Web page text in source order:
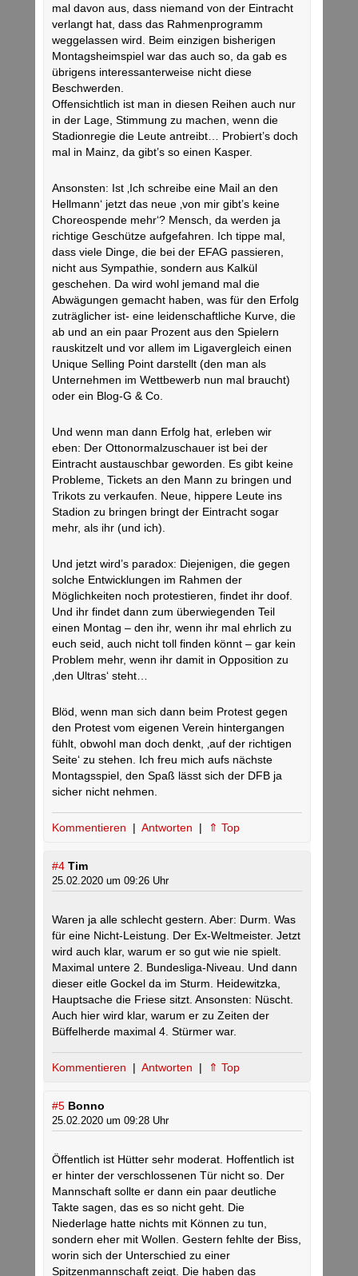
mal davon aus, dass niemand von der Eintracht
verlangt hat, dass das Rahmenprogramm
weggelassen wird. Beim einzigen bisherigen
Montagsheimspiel war das auch so, da gab es
übrigens interessanterweise nicht diese
Beschwerden.
Offensichtlich ist man in diesen Reihen auch nur
in der Lage, Stimmung zu machen, wenn die
Stadionregie die Leute antreibt… Probiert’s doch
mal in Mainz, da gibt’s so einen Kasper.
Ansonsten: Ist ‚Ich schreibe eine Mail an den
Hellmann‘ jetzt das neue ‚von mir gibt’s keine
Choreospende mehr‘? Mensch, da werden ja
richtige Geschütze aufgefahren. Ich tippe mal,
dass viele Dinge, die bei der EFAG passieren,
nicht aus Sympathie, sondern aus Kalkül
geschehen. Da wird wohl jemand mal die
Abwägungen gemacht haben, was für den Erfolg
zuträglicher ist- eine leidenschaftliche Kurve, die
ab und an ein paar Prozent aus den Spielern
rauskitzelt und vor allem im Ligavergleich einen
Unique Selling Point darstellt (den man als
Unternehmen im Wettbewerb nun mal braucht)
oder ein Blog-G & Co.
Und wenn man dann Erfolg hat, erleben wir
eben: Der Ottonormalzuschauer ist bei der
Eintracht austauschbar geworden. Es gibt keine
Probleme, Tickets an den Mann zu bringen und
Trikots zu verkaufen. Neue, hippere Leute ins
Stadion zu bringen bringt der Eintracht sogar
mehr, als ihr (und ich).
Und jetzt wird’s paradox: Diejenigen, die gegen
solche Entwicklungen im Rahmen der
Möglichkeiten noch protestieren, findet ihr doof.
Und ihr findet dann zum überwiegenden Teil
einen Montag – den ihr, wenn ihr mal ehrlich zu
euch seid, auch nicht toll finden könnt – gar kein
Problem mehr, wenn ihr damit in Opposition zu
‚den Ultras‘ steht…
Blöd, wenn man sich dann beim Protest gegen
den Protest vom eigenen Verein hintergangen
fühlt, obwohl man doch denkt, ‚auf der richtigen
Seite‘ zu stehen. Ich freu mich aufs nächste
Montagsspiel, den Spaß lässt sich der DFB ja
sicher nicht nehmen.
Kommentieren | Antworten | ⇑ Top
#4 Tim
25.02.2020 um 09:26 Uhr
Waren ja alle schlecht gestern. Aber: Durm. Was
für eine Nicht-Leistung. Der Ex-Weltmeister. Jetzt
wird auch klar, warum er so gut wie nie spielt.
Maximal untere 2. Bundesliga-Niveau. Und dann
dieser eitle Gockel da im Sturm. Heidewitzka,
Hauptsache die Friese sitzt. Ansonsten: Nüscht.
Auch hier wird klar, warum er zu Zeiten der
Büffelherde maximal 4. Stürmer war.
Kommentieren | Antworten | ⇑ Top
#5 Bonno
25.02.2020 um 09:28 Uhr
Öffentlich ist Hütter sehr moderat. Hoffentlich ist
er hinter der verschlossenen Tür nicht so. Der
Mannschaft sollte er dann ein paar deutliche
Takte sagen, das es so nicht geht. Die
Niederlage hatte nichts mit Können zu tun,
sondern eher mit Wollen. Gestern fehlte der Biss,
worin sich der Unterschied zu einer
Spitzenmannschaft zeigt. Die haben das